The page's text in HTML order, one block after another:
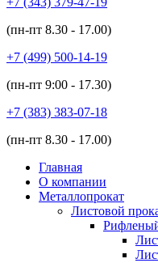
(пн-пт 8.30 - 17.00)
+7 (499) 500-14-19
(пн-пт 9:00 - 17.30)
+7 (383) 383-07-18
(пн-пт 8.30 - 17.00)
Главная
О компании
Металлопрокат
Листовой